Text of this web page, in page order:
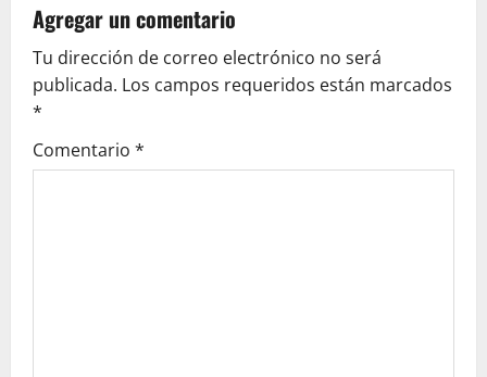
v
i
g
a
Agregar un comentario
Tu dirección de correo electrónico no será
publicada. Los campos requeridos están marcados
*
Comentario *